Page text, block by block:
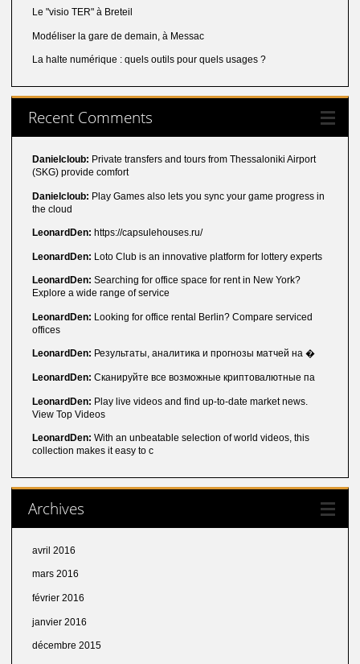
Le "visio TER" à Breteil
Modéliser la gare de demain, à Messac
La halte numérique : quels outils pour quels usages ?
Recent Comments
Danielcloub: Private transfers and tours from Thessaloniki Airport
(SKG) provide comfort
Danielcloub: Play Games also lets you sync your game progress in
the cloud
LeonardDen: https://capsulehouses.ru/
LeonardDen: Loto Club is an innovative platform for lottery experts
LeonardDen: Searching for office space for rent in New York?
Explore a wide range of service
LeonardDen: Looking for office rental Berlin? Compare serviced
offices
LeonardDen: Результаты, аналитика и прогнозы матчей на �
LeonardDen: Сканируйте все возможные криптовалютные па
LeonardDen: Play live videos and find up-to-date market news.
View Top Videos
LeonardDen: With an unbeatable selection of world videos, this
collection makes it easy to c
Archives
avril 2016
mars 2016
février 2016
janvier 2016
décembre 2015